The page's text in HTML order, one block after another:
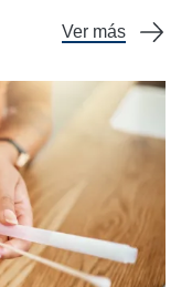
Ver más